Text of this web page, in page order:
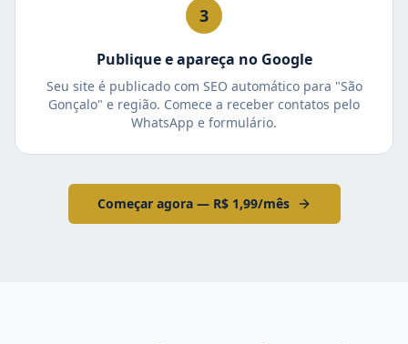
3
Publique e apareça no Google
Seu site é publicado com SEO automático para "São
Gonçalo" e região. Comece a receber contatos pelo
WhatsApp e formulário.
Começar agora — R$ 1,99/mês